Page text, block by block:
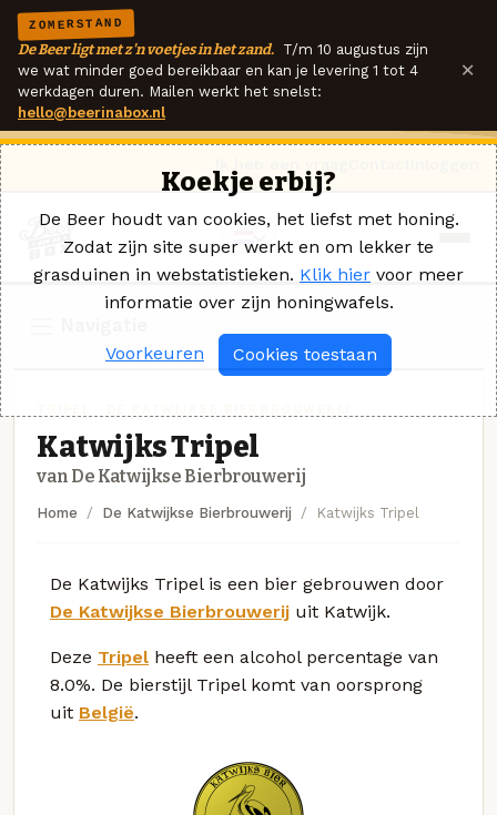
ZOMERSTAND
De Beer ligt met z'n voetjes in het zand. T/m 10 augustus zijn
we wat minder goed bereikbaar en kan je levering 1 tot 4
werkdagen duren. Mailen werkt het snelst:
hello@beerinabox.nl
×
Katwijks Tripel
van De Katwijkse Bierbrouwerij
Home De Katwijkse Bierbrouwerij Katwijks Tripel
De Katwijks Tripel is een bier gebrouwen door
De Katwijkse Bierbrouwerij uit Katwijk.
Deze Tripel heeft een alcohol percentage van
8.0%. De bierstijl Tripel komt van oorsprong
uit België.
Koekje erbij?
De Beer houdt van cookies, het liefst met honing.
Zodat zijn site super werkt en om lekker te
grasduinen in webstatistieken. Klik hier voor meer
informatie over zijn honingwafels.
Voorkeuren Cookies toestaan